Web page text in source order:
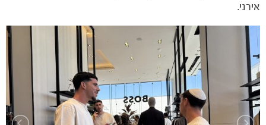
משחקים
ותוצאות
אירני.